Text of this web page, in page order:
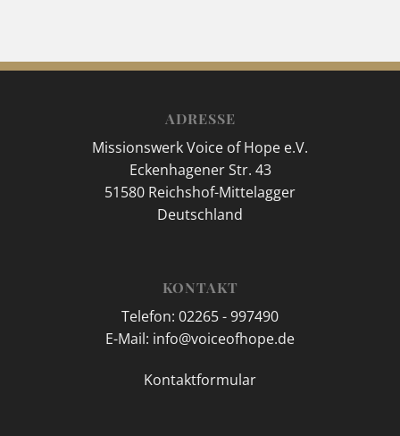
ADRESSE
Missionswerk Voice of Hope e.V.
Eckenhagener Str. 43
51580 Reichshof-Mittelagger
Deutschland
KONTAKT
Telefon: 02265 - 997490
E-Mail: info@voiceofhope.de
Kontaktformular